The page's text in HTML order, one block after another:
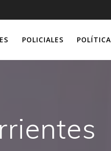
POLICIALES POLÍTICA